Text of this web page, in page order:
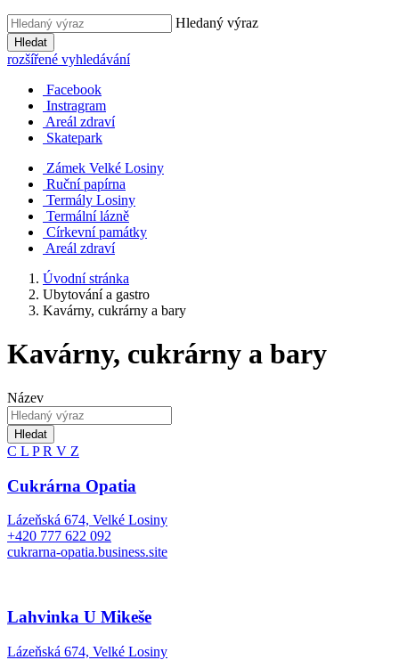
Hledaný výraz
Hledat
rozšířené vyhledávání
Facebook
Instragram
Areál zdraví
Skatepark
Zámek Velké Losiny
Ruční papírna
Termály Losiny
Termální lázně
Církevní památky
Areál zdraví
Úvodní stránka
Ubytování a gastro
Kavárny, cukrárny a bary
Kavárny, cukrárny a bary
Název
Hledat
C L PR V Z
Cukrárna Opatia
Lázeňská 674, Velké Losiny
+420 777 622 092
cukrarna-opatia.business.site
Lahvinka U Mikeše
Lázeňská 674, Velké Losiny